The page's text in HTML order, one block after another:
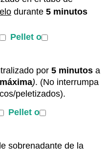
durante5 minutos
Pellet o
por5 minutos a
). (No interrumpa
peletizados).
Pellet o
sobrenadante de la